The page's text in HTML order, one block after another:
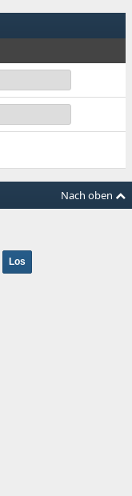
Nach oben